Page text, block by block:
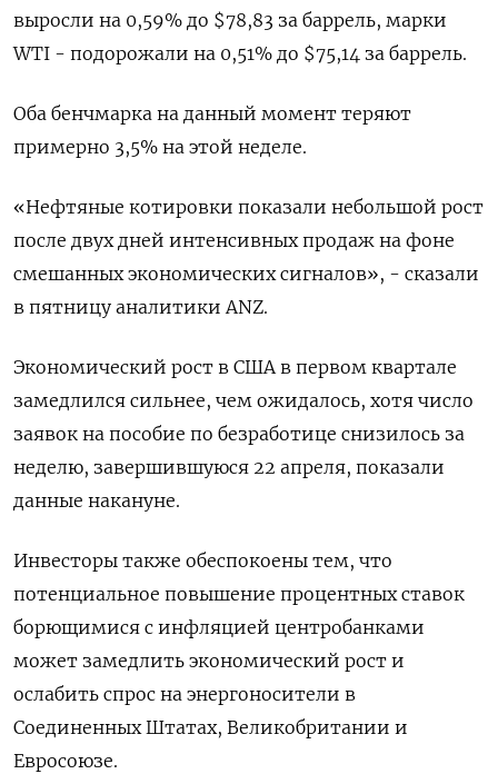
выросли на 0,59% до $78,83 за баррель, марки
WTI - подорожали на 0,51% до $75,14 за баррель.
Оба бенчмарка на данный момент теряют
примерно 3,5% на этой неделе.
«Нефтяные котировки показали небольшой рост
после двух дней интенсивных продаж на фоне
смешанных экономических сигналов», - сказали
в пятницу аналитики ANZ.
Экономический рост в США в первом квартале
замедлился сильнее, чем ожидалось, хотя число
заявок на пособие по безработице снизилось за
неделю, завершившуюся 22 апреля, показали
данные накануне.
Инвесторы также обеспокоены тем, что
потенциальное повышение процентных ставок
борющимися с инфляцией центробанками
может замедлить экономический рост и
ослабить спрос на энергоносители в
Соединенных Штатах, Великобритании и
Евросоюзе.